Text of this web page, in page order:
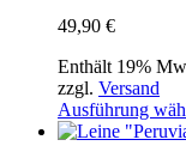
49,90 €
Enthält 19%
zzgl. Versand
Ausführung